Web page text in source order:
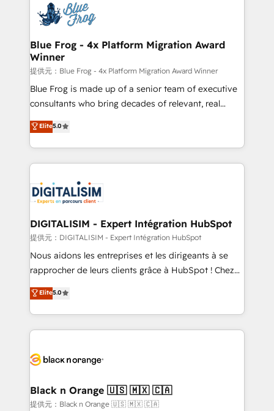
team of 25+ experts Contact us today to help you
get more from your investment in HubSpot.
Implementation partner, we provide expertise to
drive your business forward. Since 2015 we are fully
dedicated to HubSpot and with an experienced
team (50+), we work with reputable companies in
B2B sectors such as manufacturing, SaaS and
business services. We prepare a customized
business case that demonstrates the value and
detailed financial rationale with a focus on ROI and
TCO. As a trusted extension of your team, we
business up for long-term success. Unlock your
business. If not now, when?
Blue Frog - 4x Platform Migration Award
Winner
提供元：Blue Frog - 4x Platform Migration Award Winner
Blue Frog is made up of a senior team of executive
consultants who bring decades of relevant, real
world experience to our client engagements. "Blue
Frog is a top, trusted partner in HubSpot's
ecosystem for a reason. Their team brings over a
decade of experience to the table, along with deep
for driving growth. They are committed to helping
our customers grow and finding solutions that fit
their unique business needs. We are thrilled to have
Blue Frog in the HubSpot ecosystem leading the
way for customers!" - Yamini Rangan, CEO of
HubSpot “Our experience with the team at Blue Frog
of experience and quality of skilled staff has earned
them a trusted reputation within the HubSpot
clients.” - Brian Garvey, VP, Solutions Partner
Program, HubSpot.
Elite5.0
DIGITALISIM - Expert Intégration HubSpot
提供元：DIGITALISIM - Expert Intégration HubSpot
Nous aidons les entreprises et les dirigeants à se
rapprocher de leurs clients grâce à HubSpot ! Chez
DIGITALISIM, nous avons l'intime conviction que la
réussite des entreprises passe par l’innovation web,
le marketing digital, et la relation client ! C'est
pourquoi, nos experts sont à la fois capables de
référencement, votre stratégie digitale et le pilotage
projet HubSpot avec DIGITALISIM : 🧽 Nettoyage,
migration et intégration des bases de données. 🚀
Elite5.0
Black n Orange 🇺🇸 🇲🇽 🇨🇦
提供元：Black n Orange 🇺🇸 🇲🇽 🇨🇦